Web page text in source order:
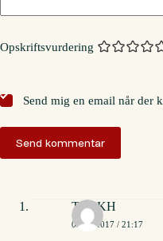
Opskriftsvurdering
Send mig en email når der
Send kommentar
Tina KH
03/03/2017 / 21:17